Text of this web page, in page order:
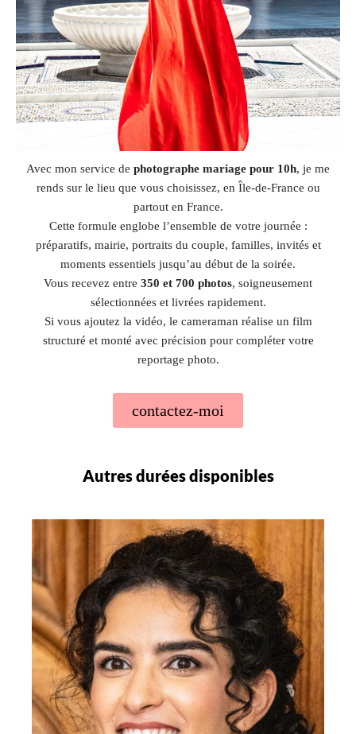
Avec mon service de photographe mariage pour 10h, je me
rends sur le lieu que vous choisissez, en Île-de-France ou
partout en France.
Cette formule englobe l’ensemble de votre journée :
préparatifs, mairie, portraits du couple, familles, invités et
moments essentiels jusqu’au début de la soirée.
Vous recevez entre 350 et 700 photos, soigneusement
sélectionnées et livrées rapidement.
Si vous ajoutez la vidéo, le cameraman réalise un film
structuré et monté avec précision pour compléter votre
reportage photo.
contactez-moi
Autres durées disponibles